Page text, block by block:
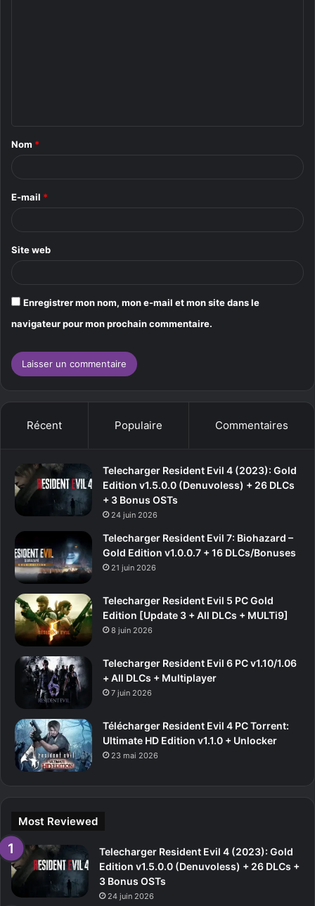
a
Nom *
E-mail *
Site web
Enregistrer mon nom, mon e-mail et mon site dans le
navigateur pour mon prochain commentaire.
Récent Populaire Commentaires
Telecharger Resident Evil 4 (2023): Gold
Edition v1.5.0.0 (Denuvoless) + 26 DLCs
+ 3 Bonus OSTs
24 juin 2026
Telecharger Resident Evil 7: Biohazard –
Gold Edition v1.0.0.7 + 16 DLCs/Bonuses
21 juin 2026
Telecharger Resident Evil 5 PC Gold
Edition [Update 3 + All DLCs + MULTi9]
8 juin 2026
Telecharger Resident Evil 6 PC v1.10/1.06
+ All DLCs + Multiplayer
7 juin 2026
Télécharger Resident Evil 4 PC Torrent:
Ultimate HD Edition v1.1.0 + Unlocker
23 mai 2026
Most Reviewed
Telecharger Resident Evil 4 (2023): Gold
Edition v1.5.0.0 (Denuvoless) + 26 DLCs +
3 Bonus OSTs
24 juin 2026